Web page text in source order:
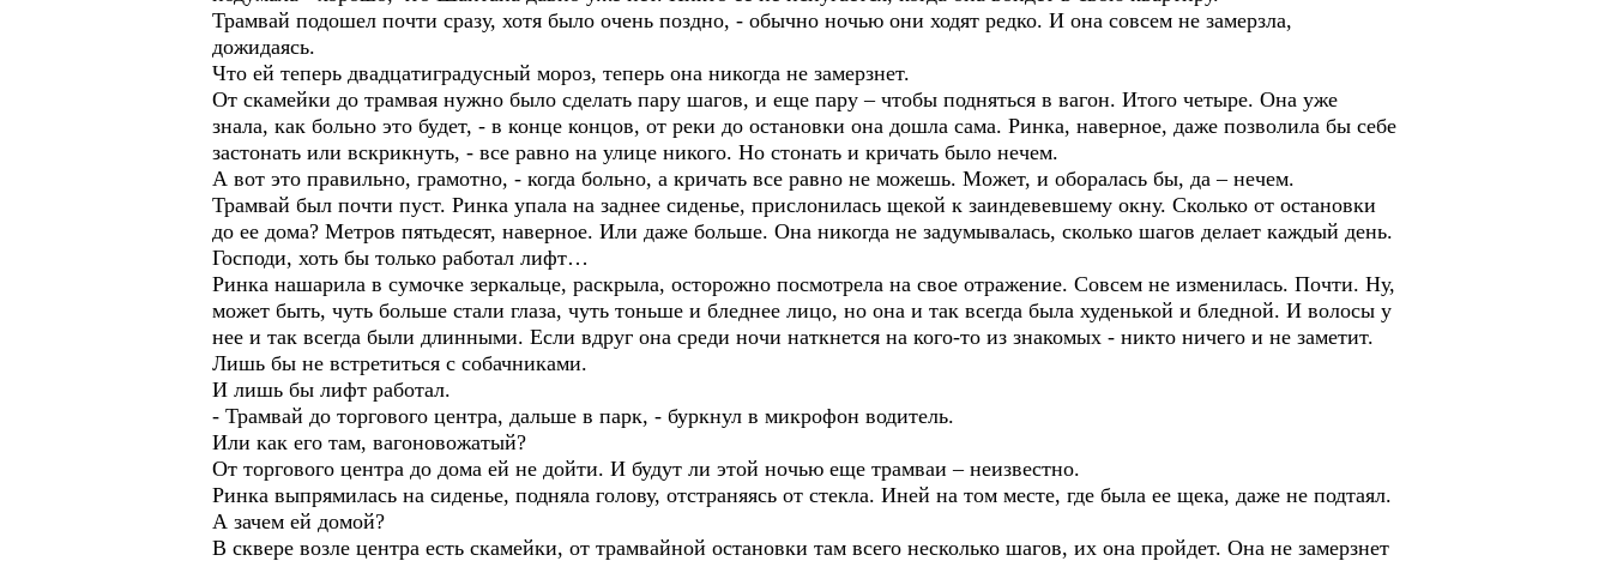
Трамвай подошел почти сразу, хотя было очень поздно, - обычно ночью они ходят редко. И она совсем не замерзла,
дожидаясь.
Что ей теперь двадцатиградусный мороз, теперь она никогда не замерзнет.
От скамейки до трамвая нужно было сделать пару шагов, и еще пару – чтобы подняться в вагон. Итого четыре. Она уже
знала, как больно это будет, - в конце концов, от реки до остановки она дошла сама. Ринка, наверное, даже позволила бы себе
застонать или вскрикнуть, - все равно на улице никого. Но стонать и кричать было нечем.
А вот это правильно, грамотно, - когда больно, а кричать все равно не можешь. Может, и оборалась бы, да – нечем.
Трамвай был почти пуст. Ринка упала на заднее сиденье, прислонилась щекой к заиндевевшему окну. Сколько от остановки
до ее дома? Метров пятьдесят, наверное. Или даже больше. Она никогда не задумывалась, сколько шагов делает каждый день.
Господи, хоть бы только работал лифт…
Ринка нашарила в сумочке зеркальце, раскрыла, осторожно посмотрела на свое отражение. Совсем не изменилась. Почти. Ну,
может быть, чуть больше стали глаза, чуть тоньше и бледнее лицо, но она и так всегда была худенькой и бледной. И волосы у
нее и так всегда были длинными. Если вдруг она среди ночи наткнется на кого-то из знакомых - никто ничего и не заметит.
Лишь бы не встретиться с собачниками.
И лишь бы лифт работал.
- Трамвай до торгового центра, дальше в парк, - буркнул в микрофон водитель.
Или как его там, вагоновожатый?
От торгового центра до дома ей не дойти. И будут ли этой ночью еще трамваи – неизвестно.
Ринка выпрямилась на сиденье, подняла голову, отстраняясь от стекла. Иней на том месте, где была ее щека, даже не подтаял.
А зачем ей домой?
В сквере возле центра есть скамейки, от трамвайной остановки там всего несколько шагов, их она пройдет. Она не замерзнет